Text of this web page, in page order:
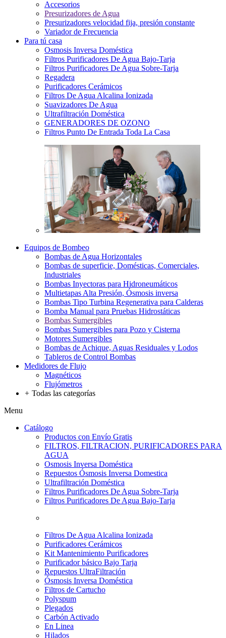
Accesorios
Presurizadores de Agua
Presurizadores velocidad fija, presión constante
Variador de Frecuencia
Para tú casa
Osmosis Inversa Doméstica
Filtros Purificadores De Agua Bajo-Tarja
Filtros Purificadores De Agua Sobre-Tarja
Regadera
Purificadores Cerámicos
Filtros De Agua Alcalina Ionizada
Suavizadores De Agua
Ultrafiltración Doméstica
GENERADORES DE OZONO
Filtros Punto De Entrada Toda La Casa
Equipos de Bombeo
Bombas de Agua Horizontales
Bombas de superficie, Domésticas, Comerciales,
Industriales
Bombas Inyectoras para Hidroneumáticos
Multietapas Alta Presión, Ósmosis inversa
Bombas Tipo Turbina Regenerativa para Calderas
Bomba Manual para Pruebas Hidrostáticas
Bombas Sumergibles
Bombas Sumergibles para Pozo y Cisterna
Motores Sumergibles
Bombas de Achique, Aguas Residuales y Lodos
Tableros de Control Bombas
Medidores de Flujo
Magnéticos
Flujómetros
+ Todas las categorías
Menu
Catálogo
Productos con Envío Gratis
FILTROS, FILTRACION, PURIFICADORES PARA
AGUA
Osmosis Inversa Doméstica
Repuestos Ósmosis Inversa Domestica
Ultrafiltración Doméstica
Filtros Purificadores De Agua Sobre-Tarja
Filtros Purificadores De Agua Bajo-Tarja
Filtros De Agua Alcalina Ionizada
Purificadores Cerámicos
Kit Mantenimiento Purificadores
Purificador básico Bajo Tarja
Repuestos UltraFiltración
Ósmosis Inversa Doméstica
Filtros de Cartucho
Polyspum
Plegados
Carbón Activado
En Linea
Hilados